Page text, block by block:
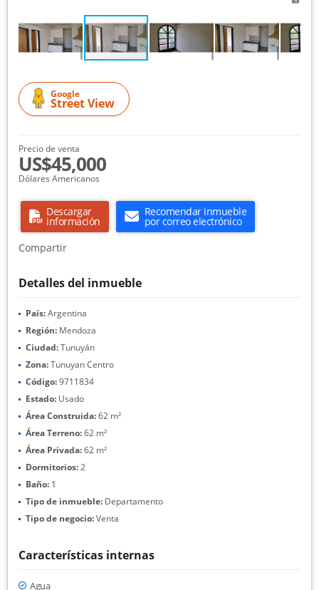
Google
Street View
Precio de venta
US$45,000
Dólares Americanos
Descargar
información
Recomendar inmueble
por correo electrónico
Compartir
Detalles del inmueble
País:Argentina
Región: Mendoza
Ciudad:Tunuyán
Zona:Tunuyan Centro
Código:9711834
Estado: Usado
Área Construida:62 m²
Área Terreno:62 m²
Área Privada:62 m²
Dormitorios:2
Baño: 1
Tipo de inmueble: Departamento
Tipo de negocio:Venta
Características internas
Agua